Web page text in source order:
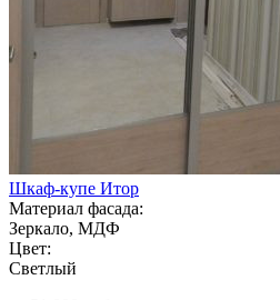
Шкаф-купе Итор
Материал фасада:
Зеркало, МДФ
Цвет:
Светлый